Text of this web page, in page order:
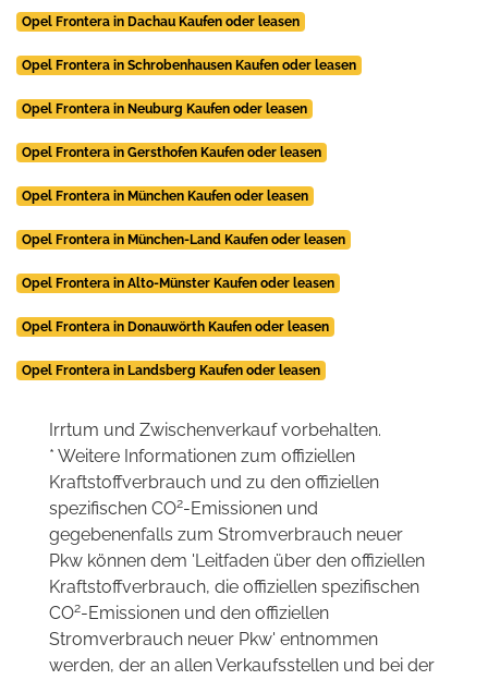
Opel Frontera in Dachau Kaufen oder leasen
Opel Frontera in Schrobenhausen Kaufen oder leasen
Opel Frontera in Neuburg Kaufen oder leasen
Opel Frontera in Gersthofen Kaufen oder leasen
Opel Frontera in München Kaufen oder leasen
Opel Frontera in München-Land Kaufen oder leasen
Opel Frontera in Alto-Münster Kaufen oder leasen
Opel Frontera in Donauwörth Kaufen oder leasen
Opel Frontera in Landsberg Kaufen oder leasen
Irrtum und Zwischenverkauf vorbehalten.
* Weitere Informationen zum offiziellen
Kraftstoffverbrauch und zu den offiziellen
spezifischen CO2-Emissionen und
gegebenenfalls zum Stromverbrauch neuer
Pkw können dem 'Leitfaden über den offiziellen
Kraftstoffverbrauch, die offiziellen spezifischen
CO2-Emissionen und den offiziellen
Stromverbrauch neuer Pkw' entnommen
werden, der an allen Verkaufsstellen und bei der